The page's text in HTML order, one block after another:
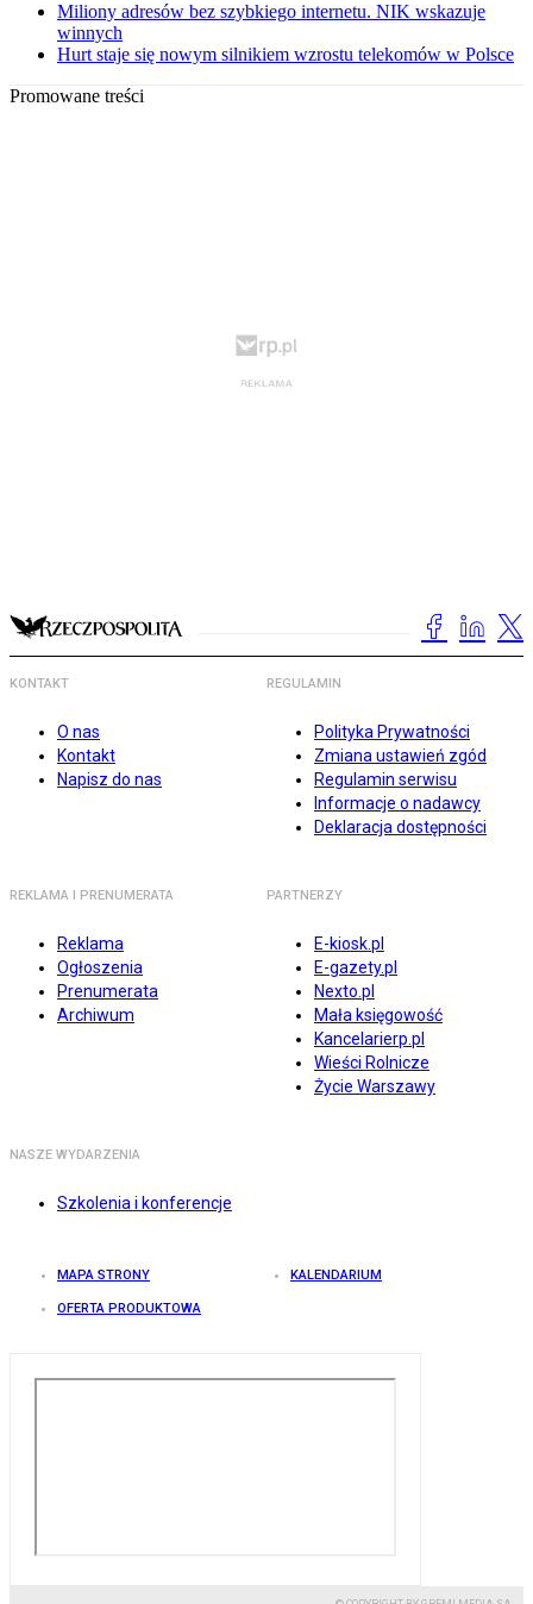
Miliony adresów bez szybkiego internetu. NIK wskazuje
winnych
Hurt staje się nowym silnikiem wzrostu telekomów w Polsce
Promowane treści
KONTAKT
O nas
Kontakt
Napisz do nas
REGULAMIN
Polityka Prywatności
Zmiana ustawień zgód
Regulamin serwisu
Informacje o nadawcy
Deklaracja dostępności
REKLAMA I PRENUMERATA
Reklama
Ogłoszenia
Prenumerata
Archiwum
PARTNERZY
E-kiosk.pl
E-gazety.pl
Nexto.pl
Mała księgowość
Kancelarierp.pl
Wieści Rolnicze
Życie Warszawy
NASZE WYDARZENIA
Szkolenia i konferencje
MAPA STRONY KALENDARIUM
OFERTA PRODUKTOWA